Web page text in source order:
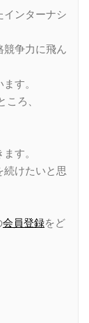
インターナシ
競争力に飛ん
す。
ろ、
す。
続けたいと思
会員登録をど